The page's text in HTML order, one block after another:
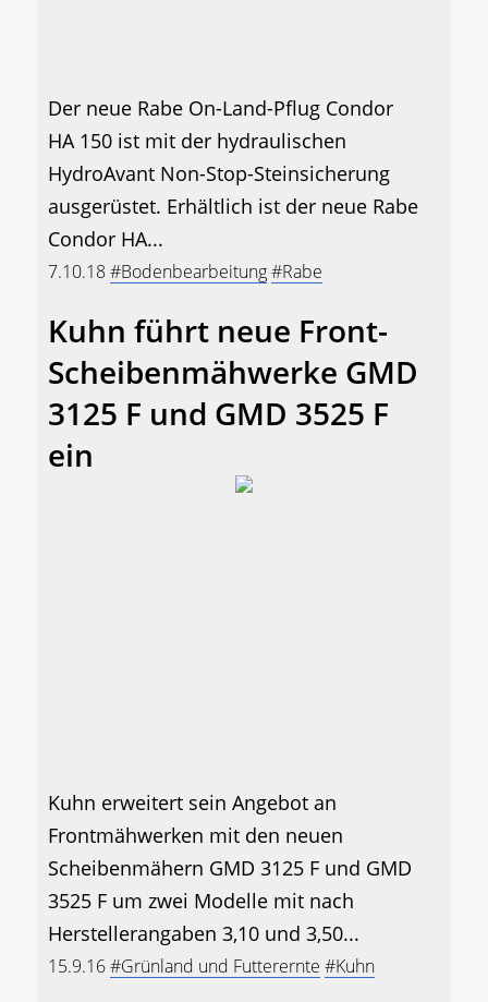
Der neue Rabe On-Land-Pflug Condor
HA 150 ist mit der hydraulischen
HydroAvant Non-Stop-Steinsicherung
ausgerüstet. Erhältlich ist der neue Rabe
Condor HA...
7.10.18#Bodenbearbeitung#Rabe
Kuhn führt neue Front-
Scheibenmähwerke GMD
3125 F und GMD 3525 F
ein
Kuhn erweitert sein Angebot an
Frontmähwerken mit den neuen
Scheibenmähern GMD 3125 F und GMD
3525 F um zwei Modelle mit nach
Herstellerangaben 3,10 und 3,50...
15.9.16#Grünland und Futterernte #Kuhn